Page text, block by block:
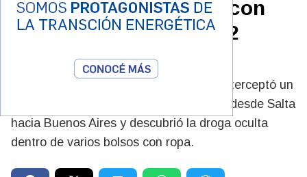
Estero a una pasajera con
cocaína valuada en 262
millones
El personal de Gendarmería Nacional interceptó un
colectivo de larga distancia que viajaba desde Salta
hacia Buenos Aires y descubrió la droga oculta
dentro de varios bolsos con ropa.